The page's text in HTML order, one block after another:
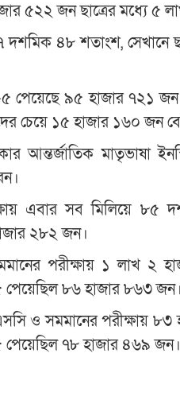
৫২২ জন ছাত্রের মধ্যে ৫
দশমিক ৪৮ শতাংশ,
৫ পেয়েছে ৯৫ হাজার ৭২১
চেয়ে ১৫ হাজার ১৬০ জন
আন্তর্জাতিক মাতৃভাষা
এবার সব মিলিয়ে ৮৫
২৮২ জন।
পরীক্ষায় ১ লাখ ২
পেয়েছিল ৮৬ হাজার ৮৬৩ জন।
ও সমমানের পরীক্ষায় ৮৩
পেয়েছিল ৭৮ হাজার ৪৬৯ জন।